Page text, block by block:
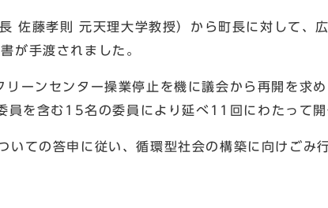
藤孝則 元天理大学教授）から町長に対して、
が手渡されました。
ーンセンター操業停止を機に議会から再開を求
を含む15名の委員により延べ11回にわたって
ての答申に従い、循環型社会の構築に向けごみ